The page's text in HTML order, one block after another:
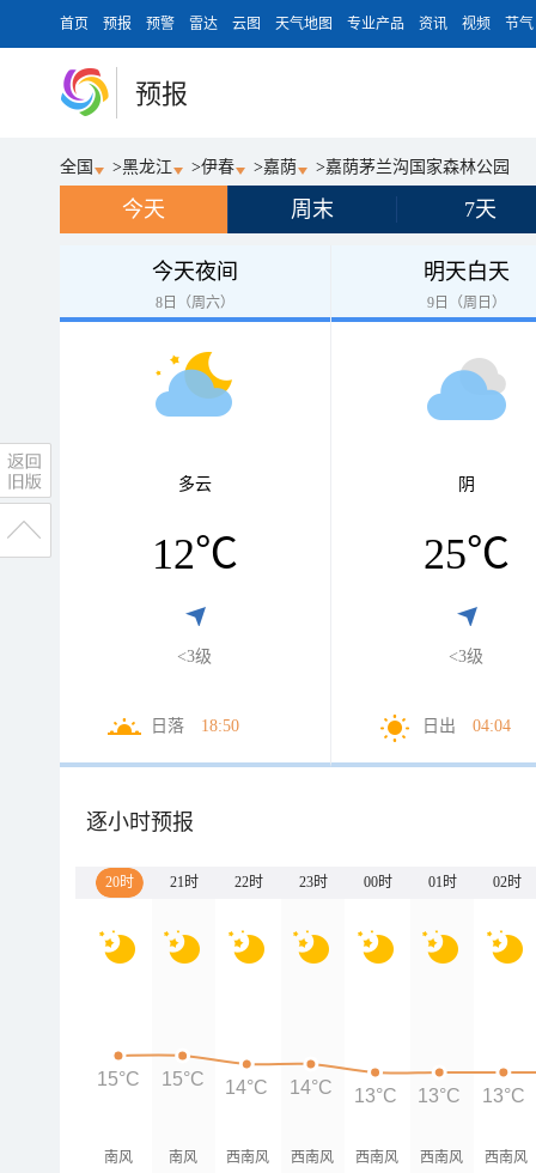
首页 预报 预警 雷达 云图 天气地图 专业产品 资讯 视频 节气
预报
全国 >黑龙江 >伊春 >嘉荫 >嘉荫茅兰沟国家森林公园
今天 周末 7天
今天夜间
8日（周六）
多云
12℃
<3级
日落 18:50
明天白天
9日（周日）
阴
25℃
<3级
日出 04:04
逐小时预报
20时 21时 22时 23时 00时 01时 02时
南风 南风 西南风 西南风 西南风 西南风 西南风
15°C 15°C 14°C 14°C 13°C 13°C 13°C